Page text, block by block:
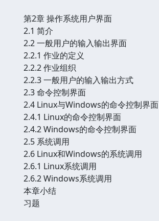
第2章 操作系统用户界面
2.1 简介
2.2 一般用户的输入输出界面
2.2.1 作业的定义
2.2.2 作业组织
2.2.3 一般用户的输入输出方式
2.3 命令控制界面
2.4 Linux与Windows的命令控制界面
2.4.1 Linux的命令控制界面
2.4.2 Windows的命令控制界面
2.5 系统调用
2.6 Linux和Windows的系统调用
2.6.1 Linux系统调用
2.6.2 Windows系统调用
本章小结
习题